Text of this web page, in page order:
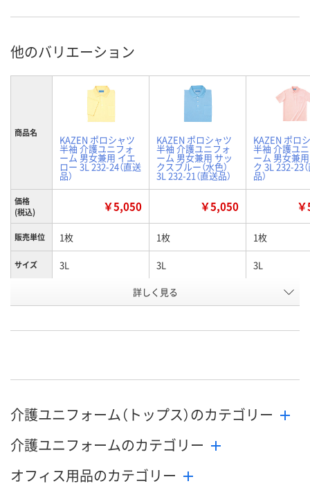
他のバリエーション
商品名
KAZEN ポロシャツ
半袖 介護ユニフォ
ーム 男女兼用 イエ
ロー 3L 232-24（直送
品）
KAZEN ポロシャツ
半袖 介護ユニフォ
ーム 男女兼用 サッ
クスブルー（水色）
3L 232-21（直送品）
KAZEN ポロ
半袖 介護ユ
ーム 男女兼
ク 3L 232-23
品）
価格
(税込)
￥5,050 ￥5,050
販売単位 1枚 1枚 1枚
サイズ 3L 3L 3L
サックスブルー（水
色）
お申込番
詳しく見る
介護ユニフォーム（トップス）のカテゴリー
介護ユニフォームのカテゴリー
オフィス用品のカテゴリー